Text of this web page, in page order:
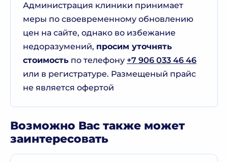
Администрация клиники принимает
меры по своевременному обновлению
цен на сайте, однако во избежание
недоразумений, просим уточнять
стоимость по телефону +7 906 033 46 46
или в регистратуре. Размещеный прайс
не является офертой
Возможно Вас также может
заинтересовать